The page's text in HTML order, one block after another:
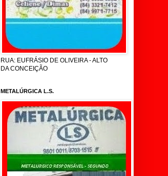
RUA: EUFRÁSIO DE OLIVEIRA - ALTO
DA CONCEIÇÃO
METALÚRGICA L.S.